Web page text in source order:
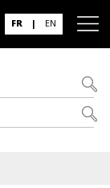
FR | EN